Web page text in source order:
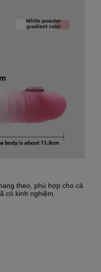
theo, phù hợp cho cả
có kinh nghiệm.